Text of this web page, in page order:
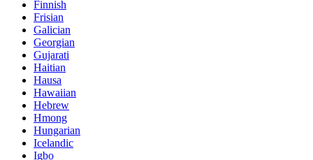
Finnish
Frisian
Galician
Georgian
Gujarati
Haitian
Hausa
Hawaiian
Hebrew
Hmong
Hungarian
Icelandic
Igbo